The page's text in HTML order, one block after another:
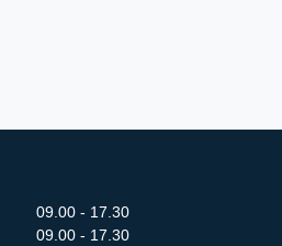
09.00 - 17.30
09.00 - 17.30